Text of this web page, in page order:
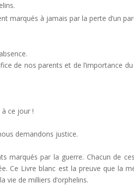
marqués à jamais par la perte d’un
de nos parents et de l’importance
ce jour !
demandons justice.
marqués par la guerre. Chacun de
Ce Livre blanc est la preuve que la
vie de milliers d’orphelins.